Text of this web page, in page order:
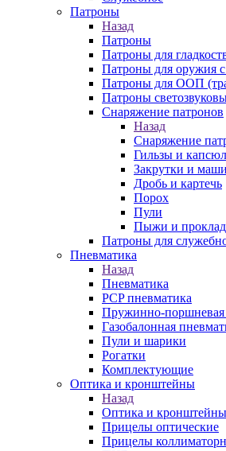
Патроны
Назад
Патроны
Патроны для
Патроны для оружия
Патроны для ООП
Патроны
Снаряжение патронов
Назад
Снаряжение
Гильзы и
Закрутки и
Дробь и картечь
Порох
Пули
Пыжи и
Патроны для
Пневматика
Назад
Пневматика
PCP пневматика
Пружинно-поршневая
Газобалонная
Пули и шарики
Рогатки
Комплектующие
Оптика и кронштейны
Назад
Оптика и кронштейны
Прицелы оптические
Прицелы